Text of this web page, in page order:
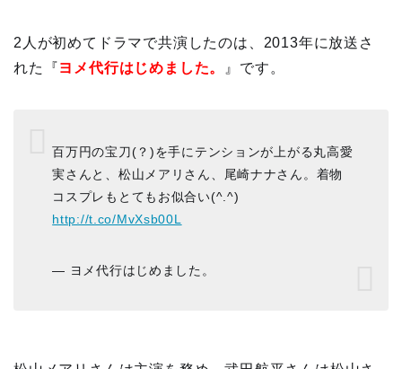
2人が初めてドラマで共演したのは、2013年に放送さ
れた『ヨメ代行はじめました。 』です。
百万円の宝刀(？)を手にテンションが上がる丸高愛
実さんと、松山メアリさん、尾崎ナナさん。着物
コスプレもとてもお似合い(^.^)
http://t.co/MvXsb00L
— ヨメ代行はじめました。